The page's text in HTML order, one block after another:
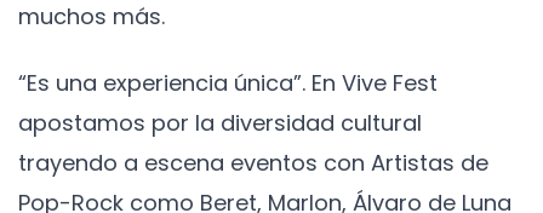
muchos más.
“Es una experiencia única”. En Vive Fest
apostamos por la diversidad cultural
trayendo a escena eventos con Artistas de
Pop-Rock como Beret, Marlon, Álvaro de Luna